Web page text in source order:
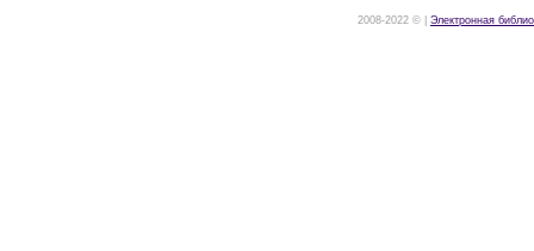
2008-2022 © | Электронная